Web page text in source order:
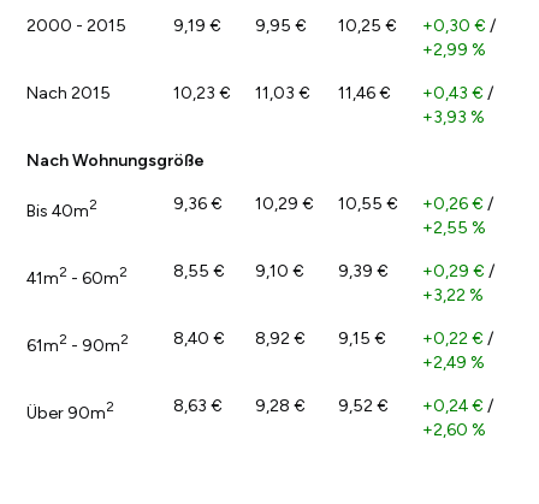
2000 - 2015 9,19 € 9,95 € 10,25 € +0,30 € /
+2,99 %
Nach 2015 10,23 € 11,03 € 11,46 € +0,43 € /
+3,93 %
Nach Wohnungsgröße
Bis 40m2 9,36 € 10,29 € 10,55 € +0,26 € /
+2,55 %
41m2 - 60m2 8,55 € 9,10 € 9,39 € +0,29 € /
+3,22 %
61m2 - 90m2 8,40 € 8,92 € 9,15 € +0,22 € /
+2,49 %
Über 90m2 8,63 € 9,28 € 9,52 € +0,24 € /
+2,60 %